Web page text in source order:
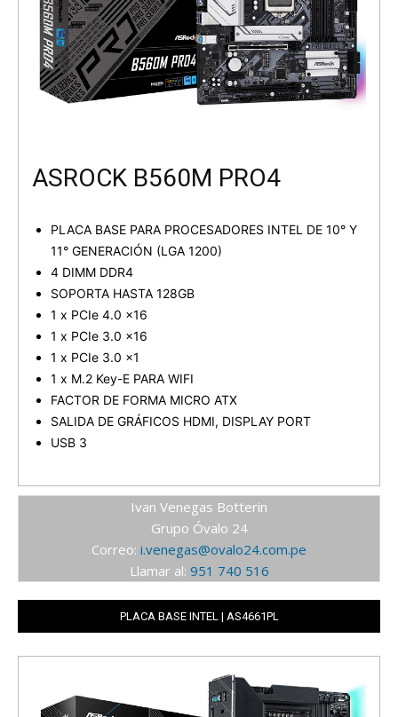
ASROCK B560M PRO4
PLACA BASE PARA PROCESADORES INTEL DE 10° Y
11° GENERACIÓN (LGA 1200)
4 DIMM DDR4
SOPORTA HASTA 128GB
1 x PCIe 4.0 x16
1 x PCIe 3.0 x16
1 x PCIe 3.0 x1
1 x M.2 Key-E PARA WIFI
FACTOR DE FORMA MICRO ATX
SALIDA DE GRÁFICOS HDMI, DISPLAY PORT
USB 3
Ivan Venegas Botterin
Grupo Óvalo 24
Correo: i.venegas@ovalo24.com.pe
Llamar al: 951 740 516
PLACA BASE INTEL | AS4661PL